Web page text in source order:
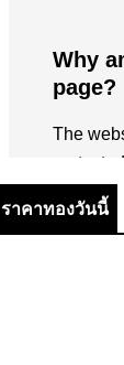
ราคาทองวันนี้